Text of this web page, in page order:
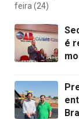
feira (24)
é